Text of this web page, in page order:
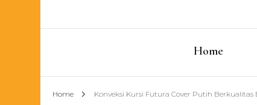
Home
Home Konveksi Kursi Futura Cover Putih Berkualitas